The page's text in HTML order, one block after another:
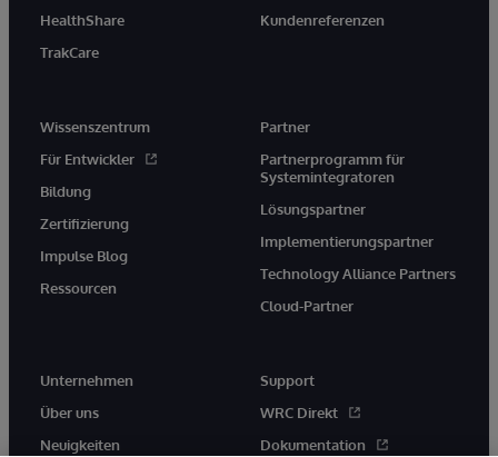
HealthShare
TrakCare
Kundenreferenzen
Wissenszentrum
Für Entwickler
Bildung
Zertifizierung
Impulse Blog
Ressourcen
Partner
Partnerprogramm für
Systemintegratoren
Lösungspartner
Implementierungspartner
Technology Alliance Partners
Cloud-Partner
Unternehmen
Über uns
Neuigkeiten
Support
WRC Direkt
Dokumentation